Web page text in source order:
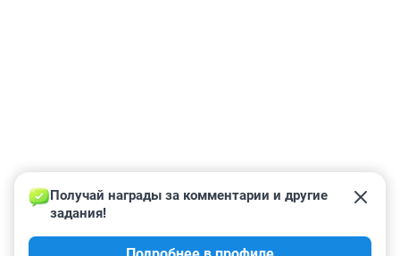
Получай награды за комментарии и другие
задания!